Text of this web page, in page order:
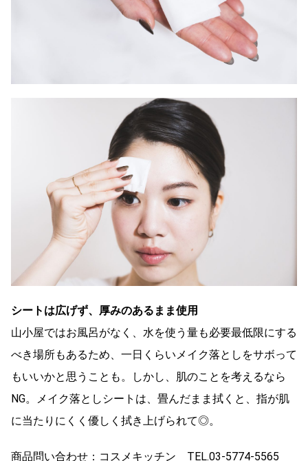
シートは広げず、厚みのあるまま使用
山小屋ではお風呂がなく、水を使う量も必要最低限にする
べき場所もあるため、一日くらいメイク落としをサボって
もいいかと思うことも。しかし、肌のことを考えるなら
NG。メイク落としシートは、畳んだまま拭くと、指が肌
に当たりにくく優しく拭き上げられて◎。
商品問い合わせ：コスメキッチン TEL.03-5774-5565